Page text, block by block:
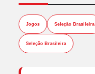
Jogos Seleção Brasileira
Seleção Brasileira